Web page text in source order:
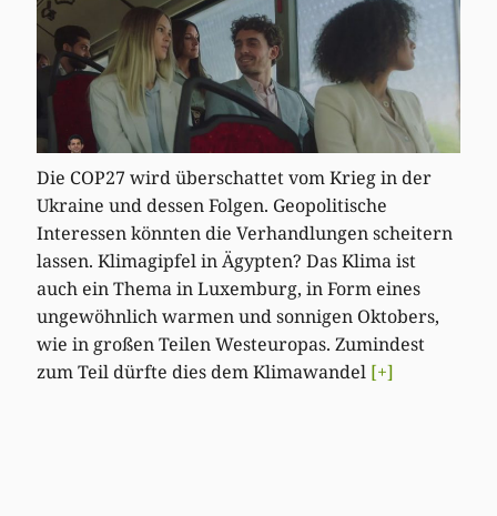
Die COP27 wird überschattet vom Krieg in der
Ukraine und dessen Folgen. Geopolitische
Interessen könnten die Verhandlungen scheitern
lassen. Klimagipfel in Ägypten? Das Klima ist
auch ein Thema in Luxemburg, in Form eines
ungewöhnlich warmen und sonnigen Oktobers,
wie in großen Teilen Westeuropas. Zumindest
zum Teil dürfte dies dem Klimawandel [+]